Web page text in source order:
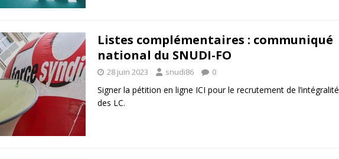
Listes complémentaires : communiqué
national du SNUDI-FO
28 juin 2023 snudi86 0
Signer la pétition en ligne ICI pour le recrutement de l’intégralité
des LC.